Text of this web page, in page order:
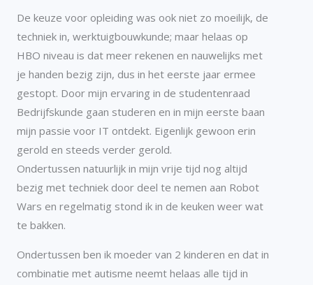
De keuze voor opleiding was ook niet zo moeilijk, de
techniek in, werktuigbouwkunde; maar helaas op
HBO niveau is dat meer rekenen en nauwelijks met
je handen bezig zijn, dus in het eerste jaar ermee
gestopt. Door mijn ervaring in de studentenraad
Bedrijfskunde gaan studeren en in mijn eerste baan
mijn passie voor IT ontdekt. Eigenlijk gewoon erin
gerold en steeds verder gerold.
Ondertussen natuurlijk in mijn vrije tijd nog altijd
bezig met techniek door deel te nemen aan Robot
Wars en regelmatig stond ik in de keuken weer wat
te bakken.
Ondertussen ben ik moeder van 2 kinderen en dat in
combinatie met autisme neemt helaas alle tijd in